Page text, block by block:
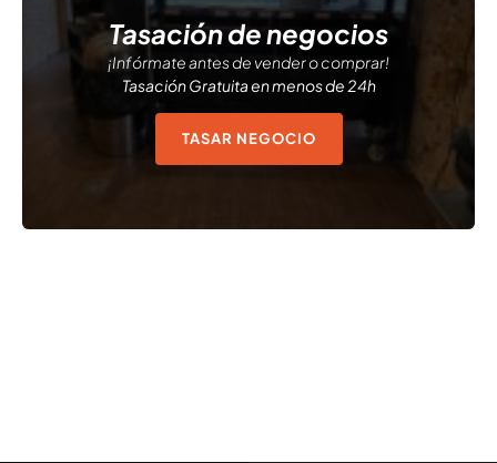
Tasación de negocios
¡Infórmate antes de vender o comprar!
Tasación Gratuita en menos de 24h
TASAR NEGOCIO